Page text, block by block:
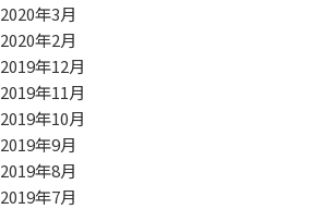
2020年3月
2020年2月
2019年12月
2019年11月
2019年10月
2019年9月
2019年8月
2019年7月